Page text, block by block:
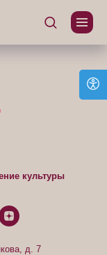
культуры
д. 7